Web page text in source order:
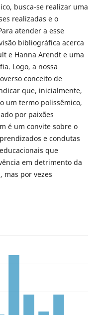
busca-se realizar uma
realizadas e o
atender a esse
bibliográfica acerca
e Hanna Arendt e uma
Logo, a nossa
conceito de
que, inicialmente,
um termo polissêmico,
por paixões
é um convite sobre o
e condutas
que
em detrimento da
mas por vezes